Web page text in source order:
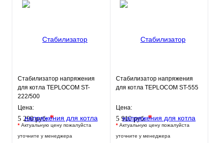
Стабилизатор напряжения
для котла TEPLOCOM ST-
222/500
Цена:
5 290 руб.*
* Актуальную цену пожалуйста
уточните у менеджера
Стабилизатор напряжения
для котла TEPLOCOM ST-555
Цена:
5 910 руб.*
* Актуальную цену пожалуйста
уточните у менеджера